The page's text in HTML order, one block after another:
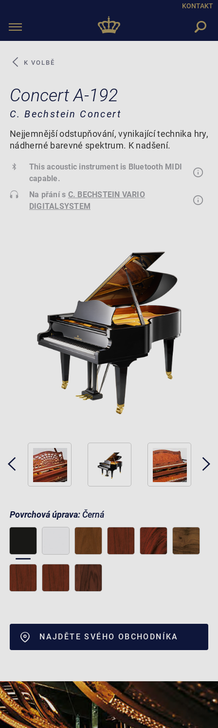
KONTAKT
Toggle
K VOLBĚ
Concert A-192
C. Bechstein Concert
Nejjemnější odstupňování, vynikající technika hry,
nádherné barevné spektrum. K nadšení.
This acoustic instrument is Bluetooth MIDI
capable.
Na přání s C. BECHSTEIN VARIO
DIGITALSYSTEM
Povrchová úprava: Černá
NAJDĚTE SVÉHO OBCHODNÍKA